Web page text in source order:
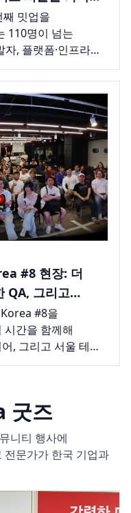
밋업을
110명이 넘는
, 플랫폼·인프라
뮤니티의 다양한
의 강연 하나를
도 한동안
#8 현장: 더
QA, 그리고
#8을
시간을 함께해
, 그리고 서울 테크
두 개의 발표와 그
굿즈
니티 행사에
전문가가 한국 기업과